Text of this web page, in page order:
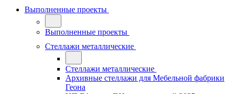
Выполненные проекты
Выполненные проекты
Стеллажи металлические
Стеллажи металлические
Архивные стеллажи для Мебельной фабрики
Геона